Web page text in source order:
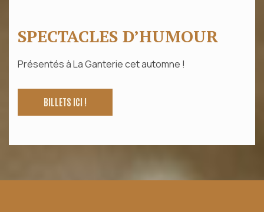
SPECTACLES D’HUMOUR
Présentés à La Ganterie cet automne !
BILLETS ICI !